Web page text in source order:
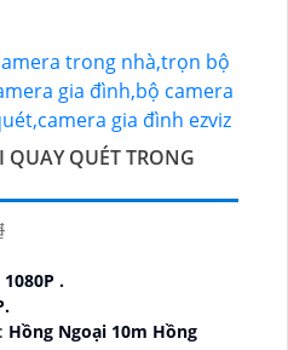
QUAY QUÉT TRONG
1080P .
❂ Khoảng Cách Ban Đêm : Hồng Ngoại 10m Hồng